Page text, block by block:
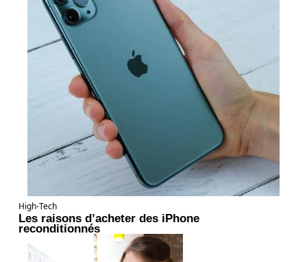
High-Tech
Les raisons d’acheter des iPhone
reconditionnés